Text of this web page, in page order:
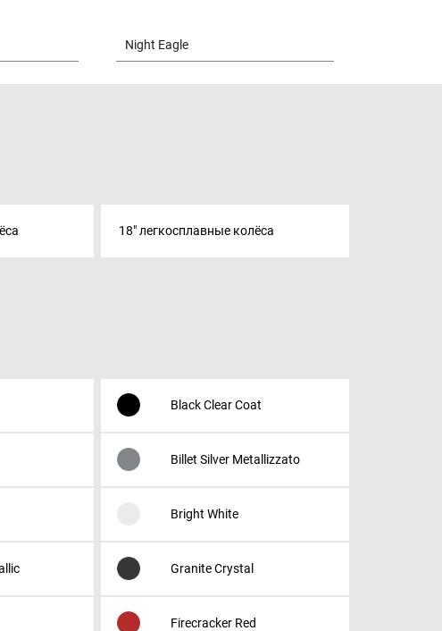
18" легкосплавные колёса
Black Clear Coat
Billet Silver Metallizzato
Bright White
Granite Crystal
Firecracker Red